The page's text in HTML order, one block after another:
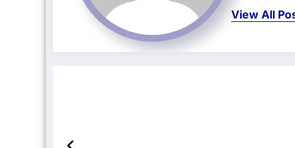
View All